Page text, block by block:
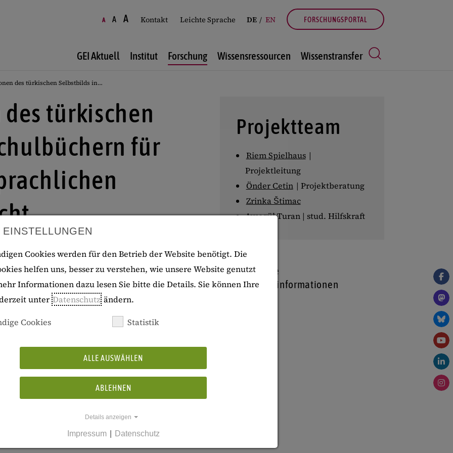
A A A Kontakt Leichte Sprache DE EN FORSCHUNGSPORTAL
GEI Aktuell Institut Forschung Wissensressourcen Wissenstransfer
des türkischen Selbstbilds in…
türkischen
für
nationaler Identität in Schulbüchern für den
Konsulatsmodell und in
in einem Vergleich der in Deutschland
in drei Bundesländern
für den weltweiten Gebrauch im HSU
vier Schulbücher der Schulbuchreihe
für Nationale Bildung sowie vier
bei zwei in Deutschland ansässigen
Verlag) und zugelassen in drei
aufgearbeitet und im Hinblick auf
in den vier Dimensionen Geschichte, Kultur,
Forschungsmethode war die kritische
Inhalte sowie pädagogische Ansätze
geschichtlichen Narrative, Türkeibilder
Projektteam
Riem Spielhaus |
Projektleitung
Önder Cetin | Projektberatung
Zrinka Štimac
Aysegül Turan | stud. Hilfskraft
Weitere
Projektinformationen
Cookies werden für den Betrieb der Website benötigt. Die
helfen uns, besser zu verstehen, wie unsere Website genutzt
Informationen dazu lesen Sie bitte die Details. Sie können Ihre
unter Datenschutz ändern.
Cookies Statistik
ALLE AUSWÄHLEN
ABLEHNEN
Details anzeigen
Impressum Datenschutz